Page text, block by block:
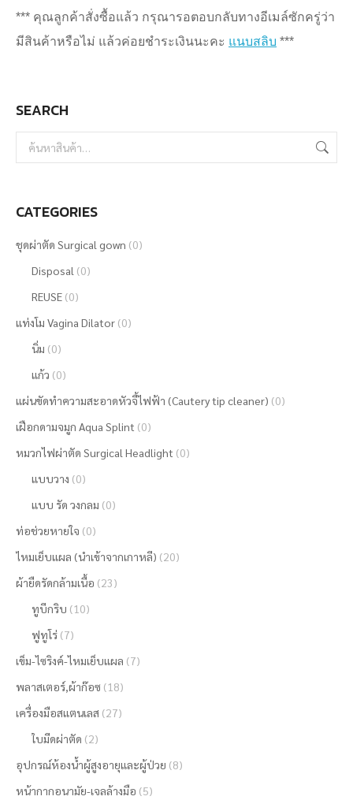
*** คุณลูกค้าสั่งซื้อแล้ว กรุณารอตอบกลับทางอีเมล์ซักครู่ว่า
มีสินค้าหรือไม่ แล้วค่อยชำระเงินนะคะ แนบสลิบ ***
SEARCH
CATEGORIES
ชุดผ่าตัด Surgical gown (0)
Disposal (0)
REUSE (0)
แท่งโม Vagina Dilator (0)
นิ่ม (0)
แก้ว (0)
แผ่นขัดทำความสะอาดหัวจี้ไฟฟ้า (Cautery tip cleaner) (0)
เฝือกดามจมูก Aqua Splint (0)
หมวกไฟผ่าตัด Surgical Headlight (0)
แบบวาง (0)
แบบ รัด วงกลม (0)
ท่อช่วยหายใจ (0)
ไหมเย็บแผล (นำเข้าจากเกาหลี) (20)
ผ้ายืดรัดกล้ามเนื้อ (23)
ทูบีกริบ (10)
ฟูทูโร่ (7)
เข็ม-ไซริงค์-ไหมเย็บแผล (7)
พลาสเตอร์,ผ้าก๊อซ (18)
เครื่องมือสแตนเลส (27)
ใบมีดผ่าตัด (2)
อุปกรณ์ห้องน้ำผู้สูงอายุและผู้ป่วย (8)
หน้ากากอนามัย-เจลล้างมือ (5)